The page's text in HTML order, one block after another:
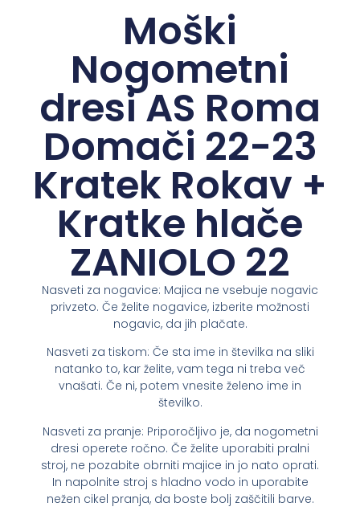
Moški
Nogometni
dresi AS Roma
Domači 22-23
Kratek Rokav +
Kratke hlače
ZANIOLO 22
Nasveti za nogavice: Majica ne vsebuje nogavic
privzeto. Če želite nogavice, izberite možnosti
nogavic, da jih plačate.
Nasveti za tiskom: Če sta ime in številka na sliki
natanko to, kar želite, vam tega ni treba več
vnašati. Če ni, potem vnesite želeno ime in
številko.
Nasveti za pranje: Priporočljivo je, da nogometni
dresi operete ročno. Če želite uporabiti pralni
stroj, ne pozabite obrniti majice in jo nato oprati.
In napolnite stroj s hladno vodo in uporabite
nežen cikel pranja, da boste bolj zaščitili barve.